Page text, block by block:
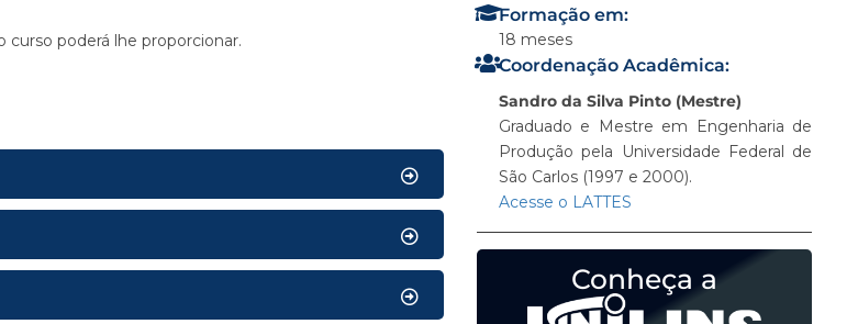
poderá lhe proporcionar.
Formação em:
18 meses
Coordenação Acadêmica:
Sandro da Silva Pinto (Mestre)
Graduado e Mestre em Engenharia de
Produção pela Universidade Federal de
São Carlos (1997 e 2000).
Acesse o LATTES
Conheça a